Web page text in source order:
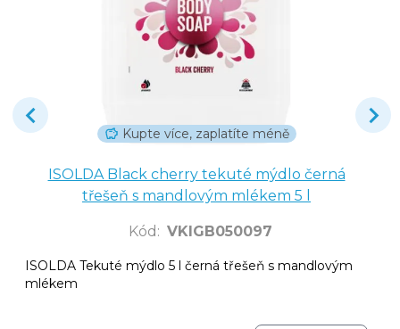
Kupte více, zaplatíte méně
ISOLDA Black cherry tekuté mýdlo černá
třešeň s mandlovým mlékem 5 l
Kód : VKIGB050097
ISOLDA Tekuté mýdlo 5 l černá třešeň s mandlovým
mlékem